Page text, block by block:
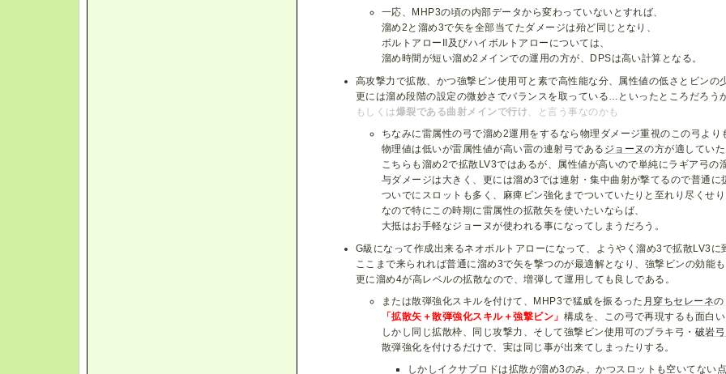
一応、MHP3の頃の内部データから変わっていないとすれば、
溜め2と溜め3で矢を全部当てたダメージは殆ど同じとなり、
ボルトアローII及びハイボルトアローについては、
溜め時間が短い溜め2メインでの運用の方が、DPSは高い計算となる。
高攻撃力で拡散、かつ強撃ビン使用可と素で高性能な分、属性値の低さとビンの
更には溜め段階の設定の微妙さでバランスを取っている…といったところだろうか
もしくは 爆裂である曲射メインで行け 、と言う事なのかも
ちなみに雷属性の弓で溜め2運用をするなら物理ダメージ重視のこの弓より
物理値は低いが雷属性値が高い雷の連射弓である ジョーヌの方が適していた
こちらも溜め2で拡散LV3ではあるが、属性値が高いので単純にラギア弓の
与ダメージは大きく、更には溜め3では連射・集中曲射が撃てるので普通に
ついでにスロットも多く、麻痺ビン強化までついていたりと至れり尽くせり
なので特にこの時期に雷属性の拡散矢を使いたいならば、
大抵はお手軽なジョーヌが使われる事になってしまうだろう。
G級になって作成出来るネオボルトアローになって、ようやく溜め3で拡散LV3に
ここまで来られれば普通に溜め3で矢を撃つのが最適解となり、強撃ビンの効能も
更に溜め4が高レベルの拡散なので、増弾して運用しても良しである。
または散弾強化スキルを付けて、MHP3で猛威を振るった 月穿ちセレーネの
「拡散矢＋散弾強化スキル＋強撃ビン」 構成を、この弓で再現するも面白い
しかし同じ拡散枠、同じ攻撃力、そして強撃ビン使用可のブラキ弓・ 破岩
散弾強化を付けるだけで、実は同じ事が出来てしまったりする。
しかしイクサプロドは拡散が溜め3のみ、かつスロットも空いてない